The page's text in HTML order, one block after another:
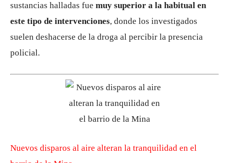
sustancias halladas fue muy superior a la habitual en
este tipo de intervenciones, donde los investigados
suelen deshacerse de la droga al percibir la presencia
policial.
Nuevos disparos al aire alteran la tranquilidad en el